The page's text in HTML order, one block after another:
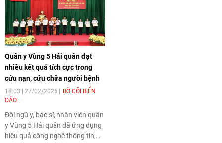
nước chủ động rà soát, cập nhật
kế hoạch phòng dịch, đồng thời
chuẩn bị đầy đủ cơ sở vật chất,
khu vực cách ly để sẵn sàng thu
dung, điều trị bệnh nhân COVID-
19 khi cần thiết.
Quân y Vùng 5 Hải quân đạt
nhiều kết quả tích cực trong
cứu nạn, cứu chữa người bệnh
18:03 | 27/02/2025
BỜ CÕI BIỂN
ĐẢO
Đội ngũ y, bác sĩ, nhân viên quân
y Vùng 5 Hải quân đã ứng dụng
hiệu quả công nghệ thông tin,